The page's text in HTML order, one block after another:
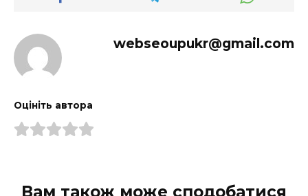
webseoupukr@gmail.com
Оцініть автора
Вам також може сподобатися